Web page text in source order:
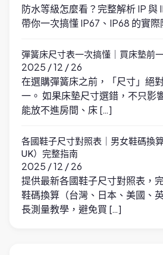
防水等級怎麼看？完整解析 IP 與
帶你一次搞懂 IP67、IP68 的實
彈簧床尺寸表一次搞懂｜買床墊前
2025 / 12 / 26
在選購彈簧床之前，「尺寸」絕
一。 如果床墊尺寸選錯，不只影
能放不進房間、床 […]
各國鞋子尺寸對照表｜男女鞋碼換
UK）完整指南
2025 / 12 / 26
提供最新各國鞋子尺寸對照表，
鞋碼換算（台灣、日本、美國、
長測量教學，避免買 […]